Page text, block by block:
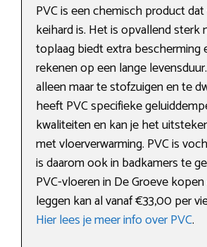
PVC is een chemisch product
keihard is. Het is opvallend sterk
toplaag biedt extra bescherming
rekenen op een lange
alleen maar te stofzuigen en te
heeft PVC specifieke
kwaliteiten en kan je het
met vloerverwarming. PVC is
is daarom ook in badkamers te
PVC-vloeren in De Groeve
leggen kan al vanaf €33,00 per
Hier lees je meer info over PVC.